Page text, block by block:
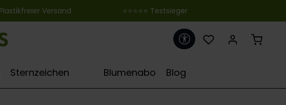
Versand ‎ ‎ ‎ ‎ ‎ ‎ ‎ ‎ ‎ ‎ ‎ ‎ ‎ ‎ ‎ ‎ ‎ ‎ ‎ ‎ ‎ ‎ ‎ ‎ ‎⭐⭐⭐⭐⭐ Testsieger
Werkzeugleiste anzeigen
Sternzeichen Blumenabo Blog